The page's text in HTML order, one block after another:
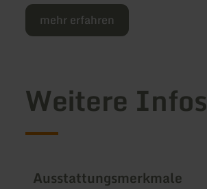
mehr erfahren
Weitere Infos
Ausstattungsmerkmale